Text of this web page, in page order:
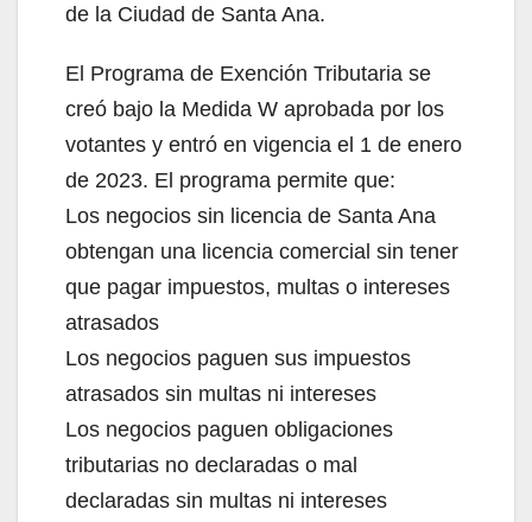
de la Ciudad de Santa Ana.
El Programa de Exención Tributaria se
creó bajo la Medida W aprobada por los
votantes y entró en vigencia el 1 de enero
de 2023. El programa permite que:
Los negocios sin licencia de Santa Ana
obtengan una licencia comercial sin tener
que pagar impuestos, multas o intereses
atrasados
Los negocios paguen sus impuestos
atrasados sin multas ni intereses
Los negocios paguen obligaciones
tributarias no declaradas o mal
declaradas sin multas ni intereses